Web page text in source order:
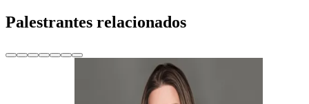
Palestrantes relacionados